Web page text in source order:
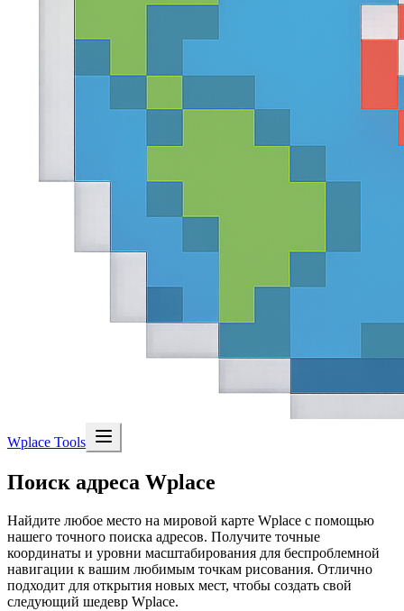
Wplace Tools
Поиск адреса Wplace
Найдите любое место на мировой карте Wplace с помощью
нашего точного поиска адресов. Получите точные
координаты и уровни масштабирования для беспроблемной
навигации к вашим любимым точкам рисования. Отлично
подходит для открытия новых мест, чтобы создать свой
следующий шедевр Wplace.